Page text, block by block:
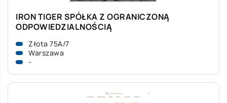
IRON TIGER SPÓŁKA Z OGRANICZONĄ
ODPOWIEDZIALNOŚCIĄ
Złota 75A/7
Warszawa
-